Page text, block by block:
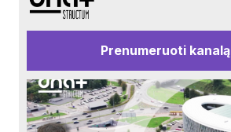
Prenumeruoti kanalą